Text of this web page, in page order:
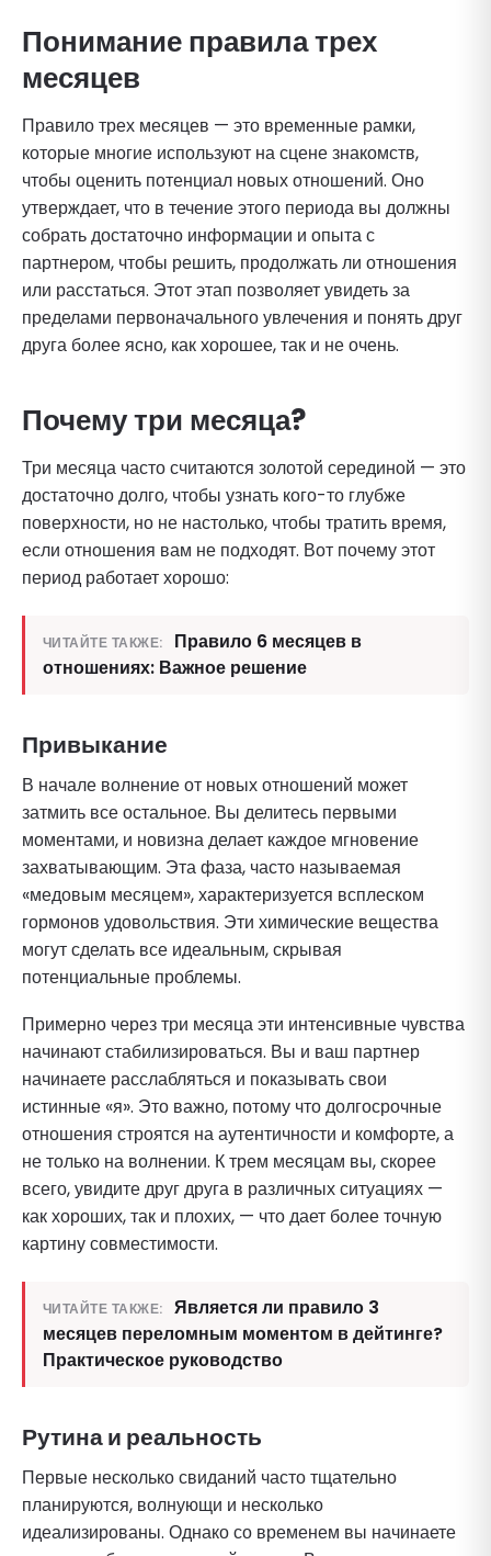
Понимание правила трех
месяцев
Правило трех месяцев — это временные рамки,
которые многие используют на сцене знакомств,
чтобы оценить потенциал новых отношений. Оно
утверждает, что в течение этого периода вы должны
собрать достаточно информации и опыта с
партнером, чтобы решить, продолжать ли отношения
или расстаться. Этот этап позволяет увидеть за
пределами первоначального увлечения и понять друг
друга более ясно, как хорошее, так и не очень.
Почему три месяца?
Три месяца часто считаются золотой серединой — это
достаточно долго, чтобы узнать кого-то глубже
поверхности, но не настолько, чтобы тратить время,
если отношения вам не подходят. Вот почему этот
период работает хорошо:
ЧИТАЙТЕ ТАКЖЕ:
Правило 6 месяцев в
отношениях: Важное решение
Привыкание
В начале волнение от новых отношений может
затмить все остальное. Вы делитесь первыми
моментами, и новизна делает каждое мгновение
захватывающим. Эта фаза, часто называемая
«медовым месяцем», характеризуется всплеском
гормонов удовольствия. Эти химические вещества
могут сделать все идеальным, скрывая
потенциальные проблемы.
Примерно через три месяца эти интенсивные чувства
начинают стабилизироваться. Вы и ваш партнер
начинаете расслабляться и показывать свои
истинные «я». Это важно, потому что долгосрочные
отношения строятся на аутентичности и комфорте, а
не только на волнении. К трем месяцам вы, скорее
всего, увидите друг друга в различных ситуациях —
как хороших, так и плохих, — что дает более точную
картину совместимости.
ЧИТАЙТЕ ТАКЖЕ:
Является ли правило 3
месяцев переломным моментом в дейтинге?
Практическое руководство
Рутина и реальность
Первые несколько свиданий часто тщательно
планируются, волнующи и несколько
идеализированы. Однако со временем вы начинаете